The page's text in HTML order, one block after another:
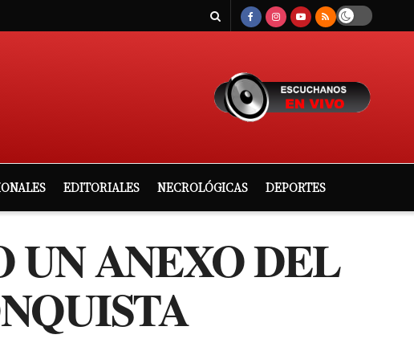
EDITORIALES NECROLÓGICAS DEPORTES
UN ANEXO DEL